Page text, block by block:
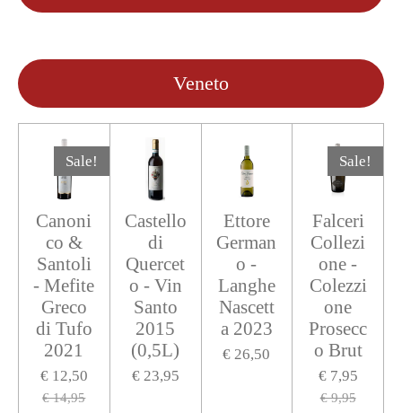
Veneto
Sale!
Canoni
co &
Santoli
- Mefite
Greco
di Tufo
2021
€ 12,50
€ 14,95
Castello
di
Quercet
o - Vin
Santo
2015
(0,5L)
€ 23,95
Ettore
German
o -
Langhe
Nascett
a 2023
€ 26,50
Sale!
Falceri
Collezi
one -
Colezzi
one
Prosecc
o Brut
€ 7,95
€ 9,95